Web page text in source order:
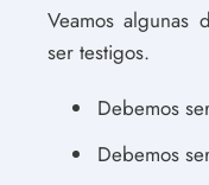
Veamos algunas
ser testigos.
Debemos
Debemos